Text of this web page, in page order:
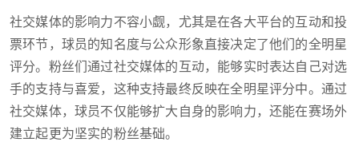
社交媒体的影响力不容小觑，尤其是在各大平台的互动和投
票环节，球员的知名度与公众形象直接决定了他们的全明星
评分。粉丝们通过社交媒体的互动，能够实时表达自己对选
手的支持与喜爱，这种支持最终反映在全明星评分中。通过
社交媒体，球员不仅能够扩大自身的影响力，还能在赛场外
建立起更为坚实的粉丝基础。